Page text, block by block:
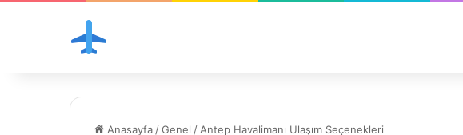
Anasayfa /Genel / Antep Havalimanı Ulaşım Seçenekleri